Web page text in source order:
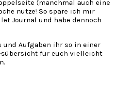
(manchmal auch eine
nutze! So spare ich mir
Journal und habe dennoch
und Aufgaben ihr so in einer
für euch vielleicht